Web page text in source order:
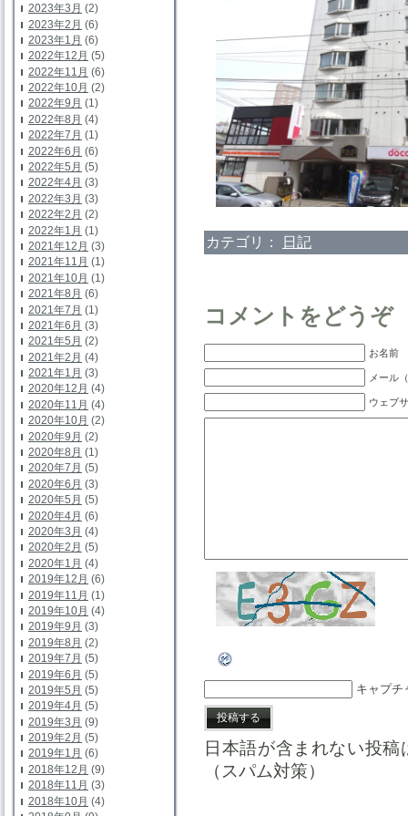
2023年3月 (2)
2023年2月 (6)
2023年1月 (6)
2022年12月 (5)
2022年11月 (6)
2022年10月 (2)
2022年9月 (1)
2022年8月 (4)
2022年7月 (1)
2022年6月 (6)
2022年5月 (5)
2022年4月 (3)
2022年3月 (3)
2022年2月 (2)
2022年1月 (1)
2021年12月 (3)
2021年11月 (1)
2021年10月 (1)
2021年8月 (6)
2021年7月 (1)
2021年6月 (3)
2021年5月 (2)
2021年2月 (4)
2021年1月 (3)
2020年12月 (4)
2020年11月 (4)
2020年10月 (2)
2020年9月 (2)
2020年8月 (1)
2020年7月 (5)
2020年6月 (3)
2020年5月 (5)
2020年4月 (6)
2020年3月 (4)
2020年2月 (5)
2020年1月 (4)
2019年12月 (6)
2019年11月 (1)
2019年10月 (4)
2019年9月 (3)
2019年8月 (2)
2019年7月 (5)
2019年6月 (5)
2019年5月 (5)
2019年4月 (5)
2019年3月 (9)
2019年2月 (5)
2019年1月 (6)
2018年12月 (9)
2018年11月 (3)
2018年10月 (4)
カテゴリ： 日記
コメントをどうぞ
お名前
メール
ウェブ
キャプチ
日本語が含まれない投
（スパム対策）